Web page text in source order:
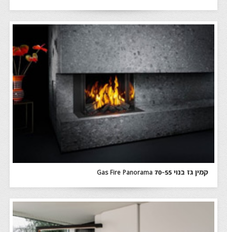
קמין גז בנוי Gas Fire Panorama 70-55